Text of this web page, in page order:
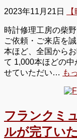
2023年11月21日
時計修理工房の柴
ご依頼・ご来店を
本ほど、全国から
て 1,000本ほどの中
せていただい… も
フランクミ
ルが完了い